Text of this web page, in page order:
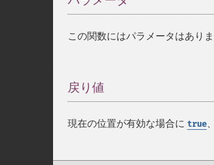
この関数にはパラメータはありま
戻り値
現在の位置が有効な場合に true